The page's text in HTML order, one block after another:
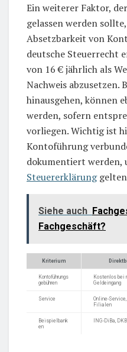
Ein weiterer Faktor,
gelassen werden
Absetzbarkeit von
deutsche Steuerrecht
von 16 € jährlich als
Nachweis abzusetzen.
hinausgehen, können
werden, sofern
vorliegen. Wichtig ist
Kontoführung
dokumentiert werden,
Steuererklärung
Siehe auch
Fachgeschäft?
Kriterium
Kontoführungs
gebühren
Kostenlos bei
Geldeingang
Service
Online-
Filialen
Beispielbank
en
ING-DiBa, DKB